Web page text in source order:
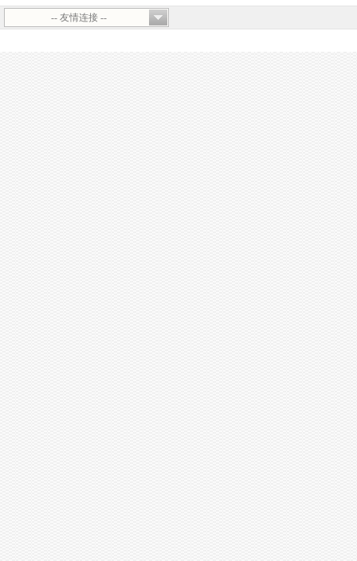
-- 友情连接 --